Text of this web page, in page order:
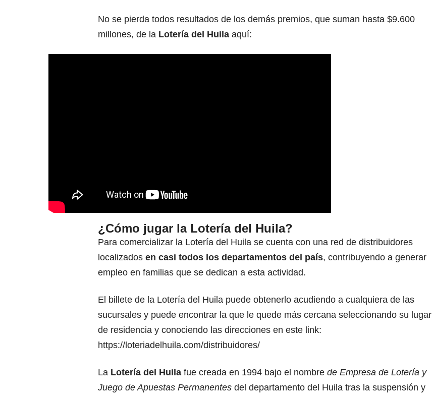
No se pierda todos resultados de los demás premios, que suman hasta $9.600
millones, de la Lotería del Huila aquí:
¿Cómo jugar la Lotería del Huila?
Para comercializar la Lotería del Huila se cuenta con una red de distribuidores
localizados en casi todos los departamentos del país, contribuyendo a generar
empleo en familias que se dedican a esta actividad.
El billete de la Lotería del Huila puede obtenerlo acudiendo a cualquiera de las
sucursales y puede encontrar la que le quede más cercana seleccionando su lugar
de residencia y conociendo las direcciones en este link:
https://loteriadelhuila.com/distribuidores/
La Lotería del Huila fue creada en 1994 bajo el nombre de Empresa de Lotería y
Juego de Apuestas Permanentes del departamento del Huila tras la suspensión y